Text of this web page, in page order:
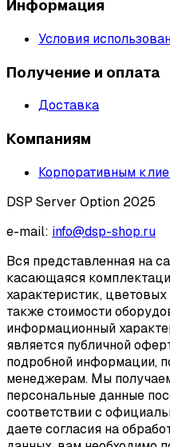
Информация
Условия
Получение и оплата
Доставка
Компаниям
Корпоративным
DSP Server Option 2025
e-mail: info@dsp-shop.ru
Вся представленная на
касающаяся
характеристик,
также стоимости
информационный
является публичной
подробной информации,
менеджерам. Мы
персональные данные
соответствии с
даете согласия на